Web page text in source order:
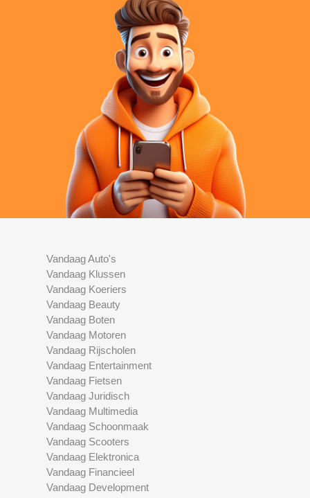
Vandaag Auto's
Vandaag Klussen
Vandaag Koeriers
Vandaag Beauty
Vandaag Boten
Vandaag Motoren
Vandaag Rijscholen
Vandaag Entertainment
Vandaag Fietsen
Vandaag Juridisch
Vandaag Multimedia
Vandaag Schoonmaak
Vandaag Scooters
Vandaag Elektronica
Vandaag Financieel
Vandaag Development